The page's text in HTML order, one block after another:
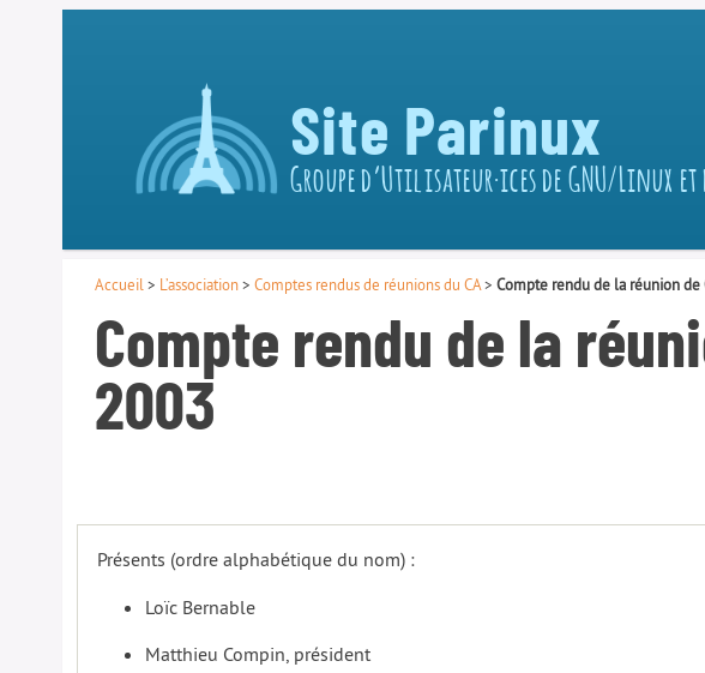
Site Parinux
Groupe d’Utilisateur·ices de GNU/Linux
Accueil > L’association> Comptes rendus de réunions du CA> Compte rendu de la réunion
Compte rendu de la
2003
Présents (ordre alphabétique du nom) :
Loïc Bernable
Matthieu Compin, président